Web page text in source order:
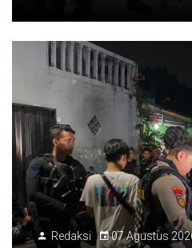
Redaksi 07 Agustus